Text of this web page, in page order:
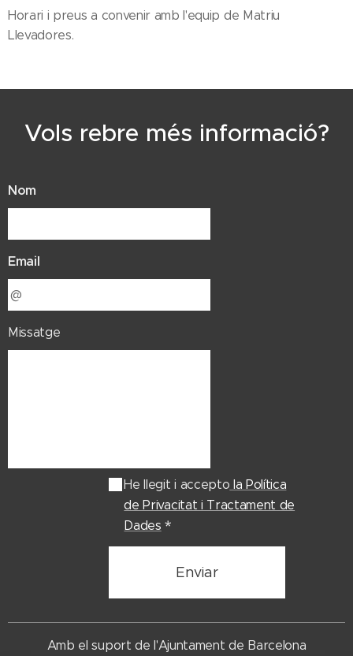
Horari i preus a convenir amb l'equip de Matriu
Llevadores.
Vols rebre més informació?
Nom
Email
Missatge
He llegit i accepto la Política
de Privacitat i Tractament de
Dades
Enviar
Amb el suport de l'Ajuntament de Barcelona